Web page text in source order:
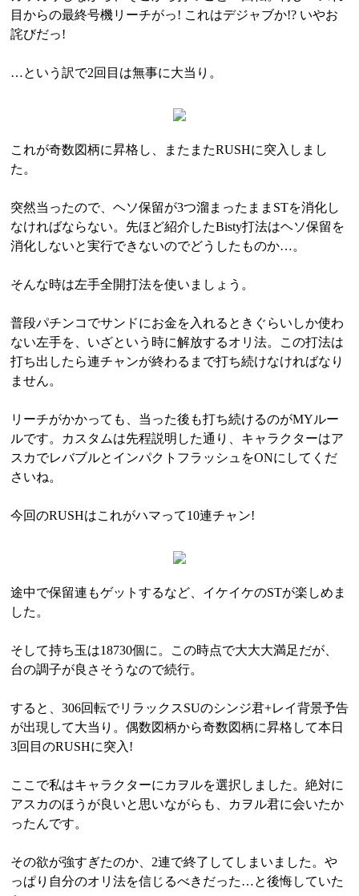
目からの最終号機リーチがっ! これはデジャブか!? いやお
詫びだっ!
…という訳で2回目は無事に大当り。
これが奇数図柄に昇格し、またまたRUSHに突入しまし
た。
突然当ったので、ヘソ保留が3つ溜まったままSTを消化し
なければならない。先ほど紹介したBisty打法はヘソ保留を
消化しないと実行できないのでどうしたものか…。
そんな時は左手全開打法を使いましょう。
普段パチンコでサンドにお金を入れるときぐらいしか使わ
ない左手を、いざという時に解放するオリ法。この打法は
打ち出したら連チャンが終わるまで打ち続けなければなり
ません。
リーチがかかっても、当った後も打ち続けるのがMYルー
ルです。カスタムは先程説明した通り、キャラクターはア
スカでレバブルとインパクトフラッシュをONにしてくだ
さいね。
今回のRUSHはこれがハマって10連チャン!
途中で保留連もゲットするなど、イケイケのSTが楽しめま
した。
そして持ち玉は18730個に。この時点で大大大満足だが、
台の調子が良さそうなので続行。
すると、306回転でリラックスSUのシンジ君+レイ背景予告
が出現して大当り。偶数図柄から奇数図柄に昇格して本日
3回目のRUSHに突入!
ここで私はキャラクターにカヲルを選択しました。絶対に
アスカのほうが良いと思いながらも、カヲル君に会いたか
ったんです。
その欲が強すぎたのか、2連で終了してしまいました。や
っぱり自分のオリ法を信じるべきだった…と後悔していた